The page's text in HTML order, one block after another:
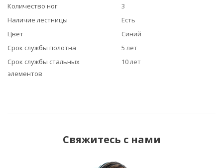
Количество ног
3
Наличие лестницы
Есть
Цвет
Синий
Срок службы полотна
5 лет
Срок службы стальных
элементов
10 лет
Свяжитесь с нами